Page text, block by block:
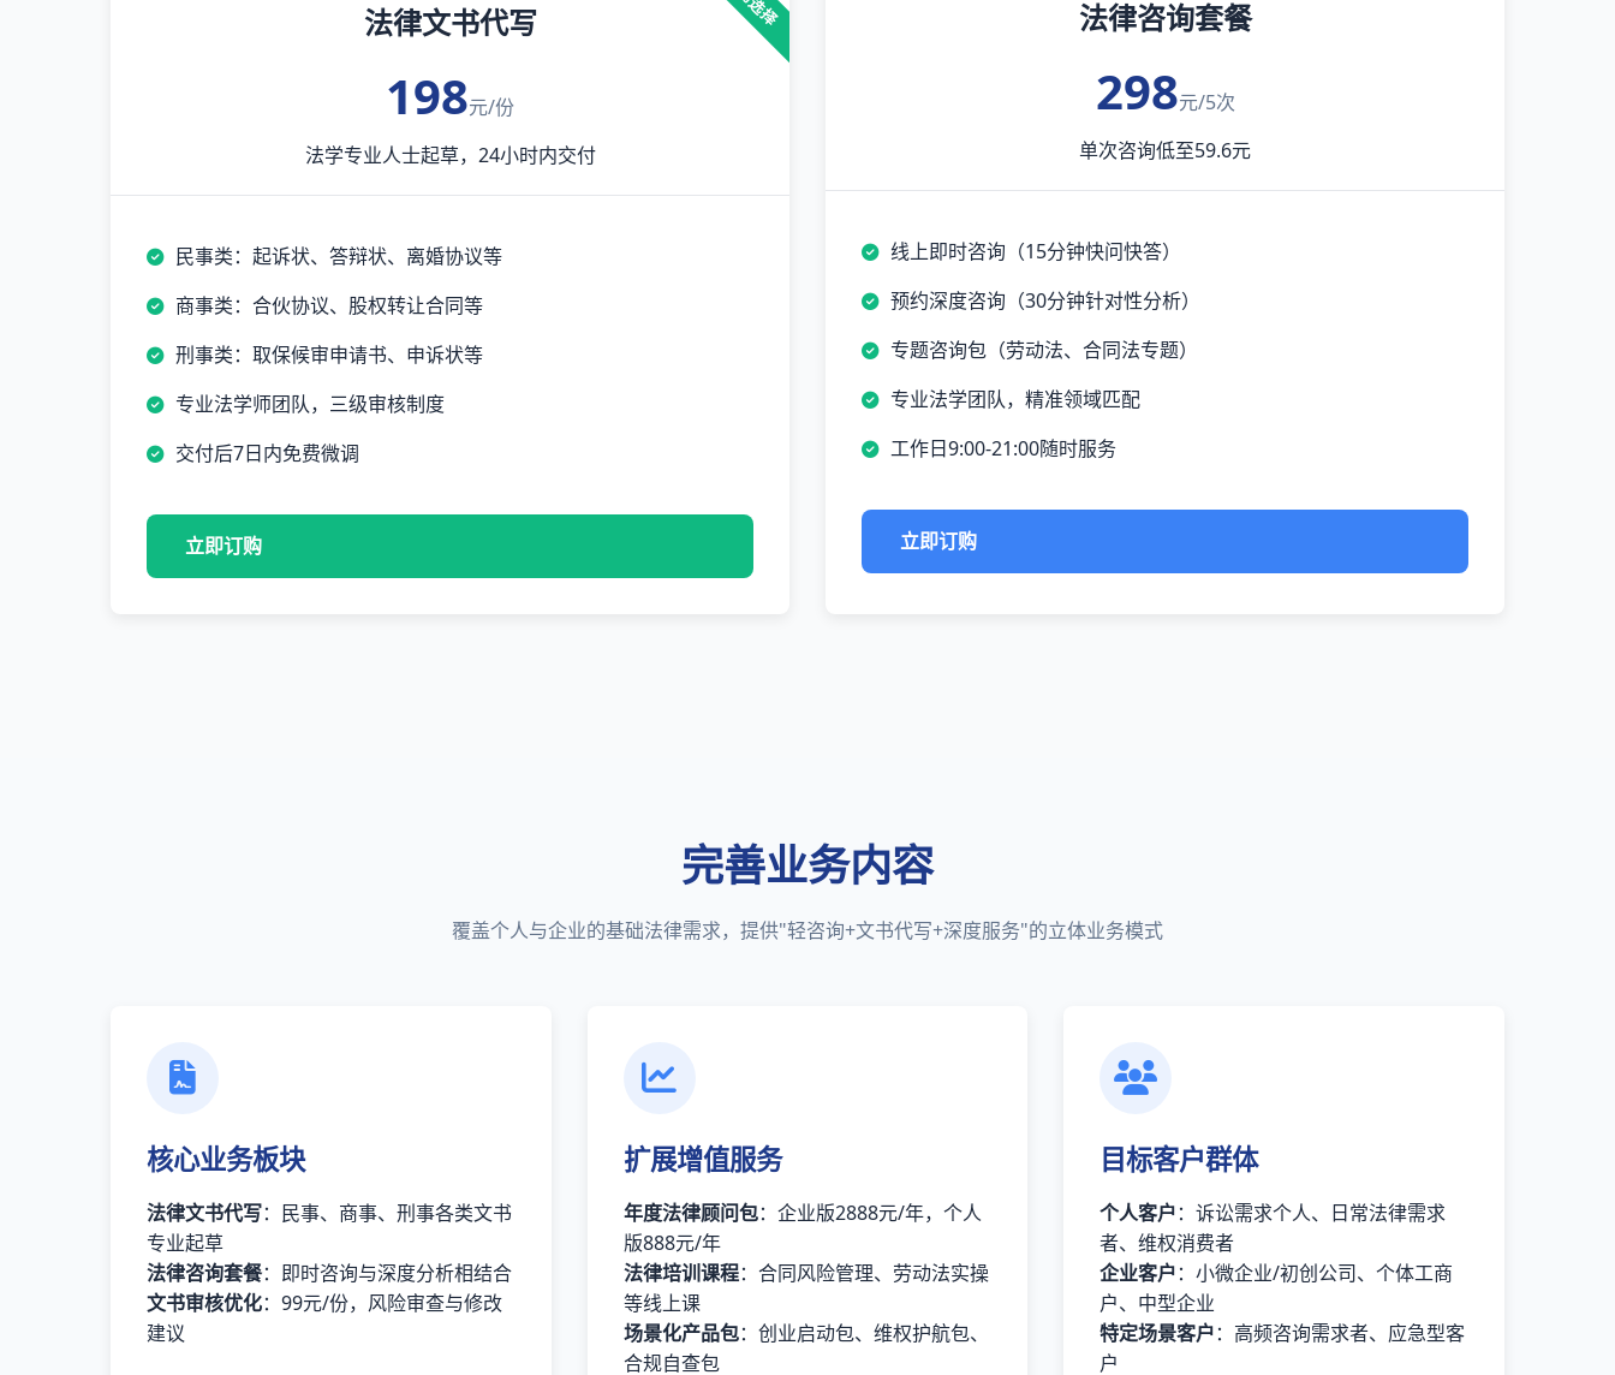
法律文书代写
198元/份
法学专业人士起草，24小时内交付
民事类：起诉状、答辩状、离婚协议等
商事类：合伙协议、股权转让合同等
刑事类：取保候审申请书、申诉状等
专业法学师团队，三级审核制度
交付后7日内免费微调
立即订购
法律咨询套餐
298元/5次
单次咨询低至59.6元
线上即时咨询（15分钟快问快答）
预约深度咨询（30分钟针对性分析）
专题咨询包（劳动法、合同法专题）
专业法学团队，精准领域匹配
工作日9:00-21:00随时服务
立即订购
完善业务内容
覆盖个人与企业的基础法律需求，提供"轻咨询+文书代写+深度服务"的立体业务模式
核心业务板块
法律文书代写：民事、商事、刑事各类文书
专业起草
法律咨询套餐：即时咨询与深度分析相结合
文书审核优化：99元/份，风险审查与修改
建议
扩展增值服务
年度法律顾问包：企业版2888元/年，个人
版888元/年
法律培训课程：合同风险管理、劳动法实操
等线上课
场景化产品包：创业启动包、维权护航包、
合规自查包
目标客户群体
个人客户：诉讼需求个人、日常法律需求
者、维权消费者
企业客户：小微企业/初创公司、个体工商
户、中型企业
特定场景客户：高频咨询需求者、应急型客
户